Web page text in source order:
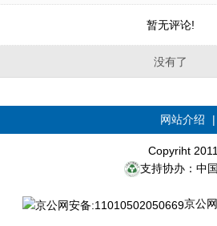
暂无评论!
没有了
网站介绍
Copyriht
支持协办：中
京公